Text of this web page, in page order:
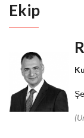
Ekip